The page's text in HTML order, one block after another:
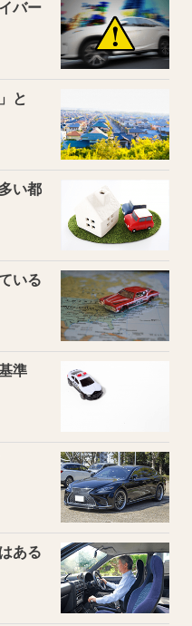
バー
と
い都
いる
準
ある